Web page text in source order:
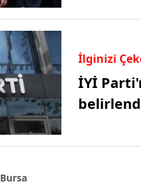
İlginizi
İYİ
Bursa